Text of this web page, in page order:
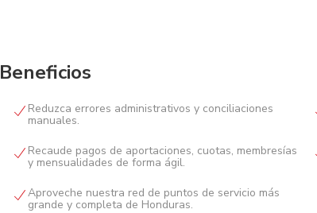
Beneficios
Reduzca errores administrativos y conciliaciones
manuales.
Recaude pagos de aportaciones, cuotas, membresías
y mensualidades de forma ágil.
Aproveche nuestra red de puntos de servicio más
grande y completa de Honduras.